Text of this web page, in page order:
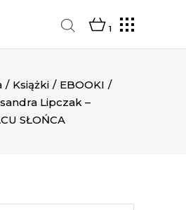
1
/ Książki / EBOOKI /
Lipczak –
SŁOŃCA